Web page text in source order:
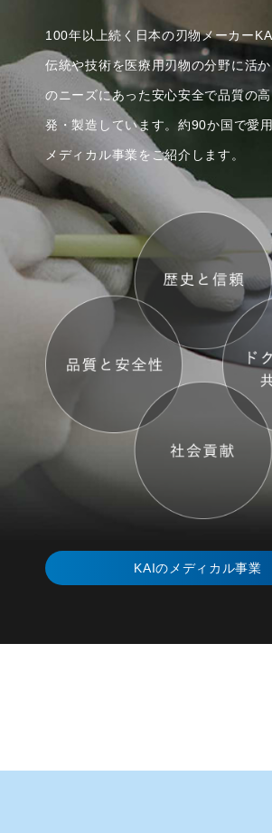
100年以上続く日本の刃物メーカー
伝統や技術を医療用刃物の分野に活
のニーズにあった安心安全で品質の
発・製造しています。 約90か国で愛
メディカル事業をご紹介します。
KAIのメディカル事業